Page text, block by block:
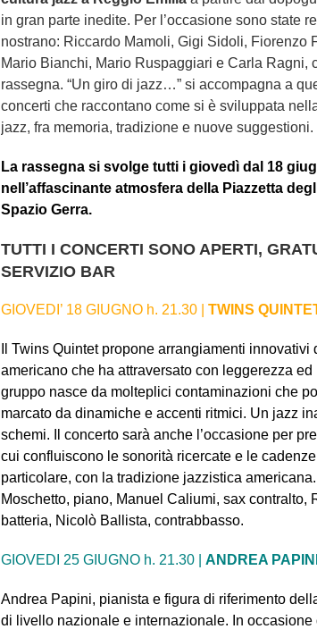
in gran parte inedite. Per l’occasione sono state
nostrano: Riccardo Mamoli, Gigi Sidoli, Fiorenzo
Mario Bianchi, Mario Ruspaggiari e Carla
rassegna. “Un giro di jazz…” si accompagna a
concerti che raccontano come si è sviluppata
jazz, fra memoria, tradizione e nuove suggestioni.
La rassegna si svolge tutti i giovedì dal 18
nell’affascinante atmosfera della Piazzetta
Spazio Gerra.
TUTTI I CONCERTI SONO APERTI,
SERVIZIO BAR
GIOVEDI’ 18 GIUGNO h. 21.30 | TWINS
Twins Quintetpropone arrangiamenti innovativi
americano che ha attraversato con leggerezza
gruppo nasce da molteplici contaminazioni che
marcato da dinamiche e accenti ritmici. Un jazz
schemi. Il concerto sarà anche l’occasione per
cui confluiscono le sonorità ricercate e le
particolare, con la tradizione jazzistica americana.
Moschetto, piano, Manuel Caliumi, sax
batteria, Nicolò Ballista, contrabbasso.
GIOVEDI 25 GIUGNO h. 21.30 | ANDREA
Andrea Papini, pianista e figura di riferimento
di livello nazionale e internazionale. In